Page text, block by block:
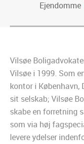
Ejendomme
Vilsøe
Vilsøe i 1999. Som
kontor i København,
sit selskab; Vilsøe
skabe en forretning
som via høj
levere ydelser